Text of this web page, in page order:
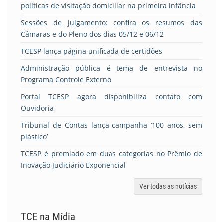
políticas de visitação domiciliar na primeira infância
Sessões de julgamento: confira os resumos das
Câmaras e do Pleno dos dias 05/12 e 06/12
TCESP lança página unificada de certidões
Administração pública é tema de entrevista no
Programa Controle Externo
Portal TCESP agora disponibiliza contato com
Ouvidoria
Tribunal de Contas lança campanha ‘100 anos, sem
plástico’
TCESP é premiado em duas categorias no Prêmio de
Inovação Judiciário Exponencial
Ver todas as notícias
TCE na Mídia